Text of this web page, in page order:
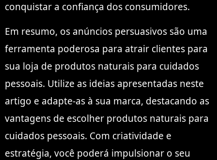
conquistar a confiança dos consumidores.
Em resumo, os anúncios persuasivos são uma
ferramenta poderosa para atrair clientes para
sua loja de produtos naturais para cuidados
pessoais. Utilize as ideias apresentadas neste
artigo e adapte-as à sua marca, destacando as
vantagens de escolher produtos naturais para
cuidados pessoais. Com criatividade e
estratégia, você poderá impulsionar o seu